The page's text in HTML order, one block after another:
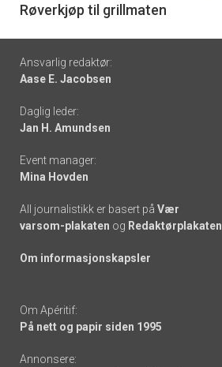
6
Røverkjøp til grillmaten
Footer
-
links
Ansvarlig redaktør:
Aase E. Jacobsen
Daglig leder:
Jan H. Amundsen
Event manager:
Mina Hovden
All journalistikk er basert på Vær
varsom-plakaten og Redaktørplakaten
Om informasjonskapsler
Om Apéritif:
På nett og papir siden 1995
Annonsere: